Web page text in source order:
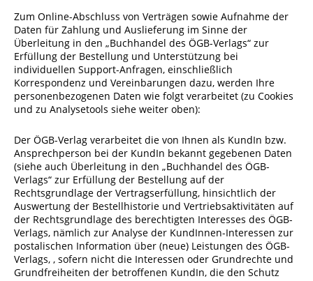
Zum Online-Abschluss von Verträgen sowie Aufnahme der
Daten für Zahlung und Auslieferung im Sinne der
Überleitung in den „Buchhandel des ÖGB-Verlags“ zur
Erfüllung der Bestellung und Unterstützung bei
individuellen Support-Anfragen, einschließlich
Korrespondenz und Vereinbarungen dazu, werden Ihre
personenbezogenen Daten wie folgt verarbeitet (zu Cookies
und zu Analysetools siehe weiter oben):
Der ÖGB-Verlag verarbeitet die von Ihnen als KundIn bzw.
Ansprechperson bei der KundIn bekannt gegebenen Daten
(siehe auch Überleitung in den „Buchhandel des ÖGB-
Verlags“ zur Erfüllung der Bestellung auf der
Rechtsgrundlage der Vertragserfüllung, hinsichtlich der
Auswertung der Bestellhistorie und Vertriebsaktivitäten auf
der Rechtsgrundlage des berechtigten Interesses des ÖGB-
Verlags, nämlich zur Analyse der KundInnen-Interessen zur
postalischen Information über (neue) Leistungen des ÖGB-
Verlags, , sofern nicht die Interessen oder Grundrechte und
Grundfreiheiten der betroffenen KundIn, die den Schutz